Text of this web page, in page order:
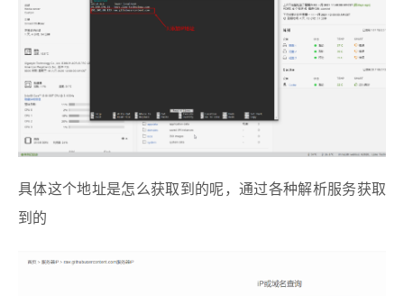
具体这个地址是怎么获取到的呢，通过各种解析服务获取
到的